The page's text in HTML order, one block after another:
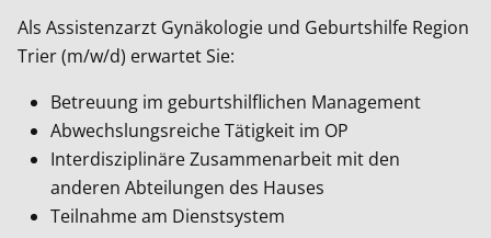
Als Assistenzarzt Gynäkologie und Geburtshilfe Region
Trier (m/w/d) erwartet Sie:
Betreuung im geburtshilflichen Management
Abwechslungsreiche Tätigkeit im OP
Interdisziplinäre Zusammenarbeit mit den
anderen Abteilungen des Hauses
Teilnahme am Dienstsystem